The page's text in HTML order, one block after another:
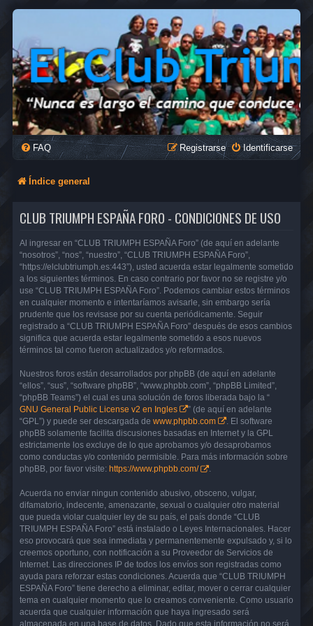
FAQ Identificarse
Registrarse
Índice general
CLUB TRIUMPH ESPAÑA FORO - CONDICIONES DE USO
Al ingresar en “CLUB TRIUMPH ESPAÑA Foro” (de aquí en adelante
“nosotros”, “nos”, “nuestro”, “CLUB TRIUMPH ESPAÑA Foro”,
“https://elclubtriumph.es:443”), usted acuerda estar legalmente sometido
a los siguientes términos. En caso contrario por favor no se registre y/o
use “CLUB TRIUMPH ESPAÑA Foro”. Podemos cambiar estos términos
en cualquier momento e intentaríamos avisarle, sin embargo sería
prudente que los revisase por su cuenta periódicamente. Seguir
registrado a “CLUB TRIUMPH ESPAÑA Foro” después de esos cambios
significa que acuerda estar legalmente sometido a esos nuevos
términos tal como fueron actualizados y/o reformados.
Nuestros foros están desarrollados por phpBB (de aquí en adelante
“ellos”, “sus”, “software phpBB”, “www.phpbb.com”, “phpBB Limited”,
“phpBB Teams”) el cual es una solución de foros liberada bajo la “
GNU General Public License v2 en Ingles
” (de aquí en adelante
“GPL”) y puede ser descargada de www.phpbb.com
. El software
phpBB solamente facilita discusiones basadas en Internet y la GPL
estrictamente los excluye de lo que aprobamos y/o desaprobamos
como conductas y/o contenido permisible. Para más información sobre
phpBB, por favor visite: https://www.phpbb.com/ .
Acuerda no enviar ningun contenido abusivo, obsceno, vulgar,
difamatorio, indecente, amenazante, sexual o cualquier otro material
que pueda violar cualquier ley de su país, el país donde “CLUB
TRIUMPH ESPAÑA Foro” está instalado o Leyes Internacionales. Hacer
eso provocará que sea inmediata y permanentemente expulsado y, si lo
creemos oportuno, con notificación a su Proveedor de Servicios de
Internet. Las direcciones IP de todos los envíos son registradas como
ayuda para reforzar estas condiciones. Acuerda que “CLUB TRIUMPH
ESPAÑA Foro” tiene derecho a eliminar, editar, mover o cerrar cualquier
tema en cualquier momento que lo creamos conveniente. Como usuario
acuerda que cualquier información que haya ingresado será
almacenada en una base de datos. Dado que esta información no será